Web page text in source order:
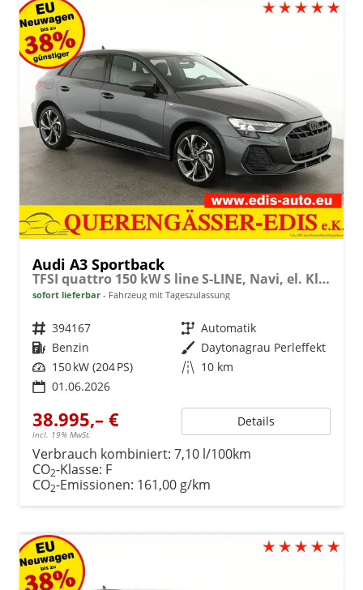
Audi A3 Sportback
TFSI quattro 150 kW S line S-LINE, Navi, el. Klappe, Sound, Winter, 18-Zoll, 3-J. Garantie
sofort lieferbar Fahrzeug mit Tageszulassung
Fahrzeugnr. 394167 Getriebe Automatik
Kraftstoff Benzin Außenfarbe Daytonagrau Perleffekt
Leistung 150 kW (204 PS) Kilometerstand 10 km
01.06.2026
38.995,– €
incl. 19% MwSt.
Details
Verbrauch kombiniert: 7,10 l/100km
CO2-Klasse: F
CO2-Emissionen: 161,00 g/km